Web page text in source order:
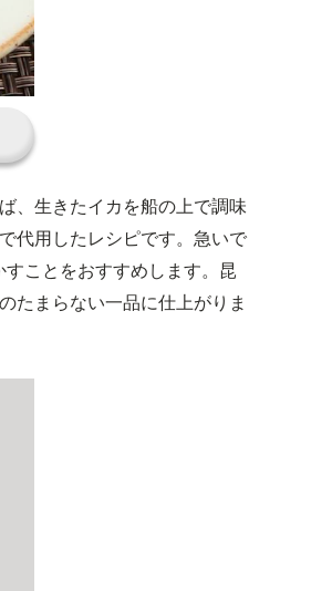
、生きたイカを船の上で調味
代用したレシピです。急いで
ことをおすすめします。昆
たまらない一品に仕上がりま